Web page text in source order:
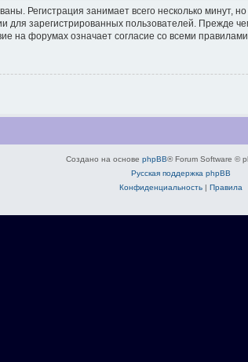
Регистрация занимает всего несколько
зарегистрированных пользователей. Прежде
на форумах означает согласие со всеми правилами.
Создано на основе phpBB® Forum Software ©
Русская поддержка phpBB
Конфиденциальность| Правила